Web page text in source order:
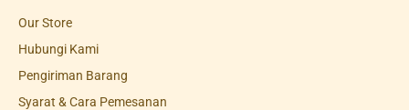
Our Store
Hubungi Kami
Pengiriman Barang
Syarat & Cara Pemesanan